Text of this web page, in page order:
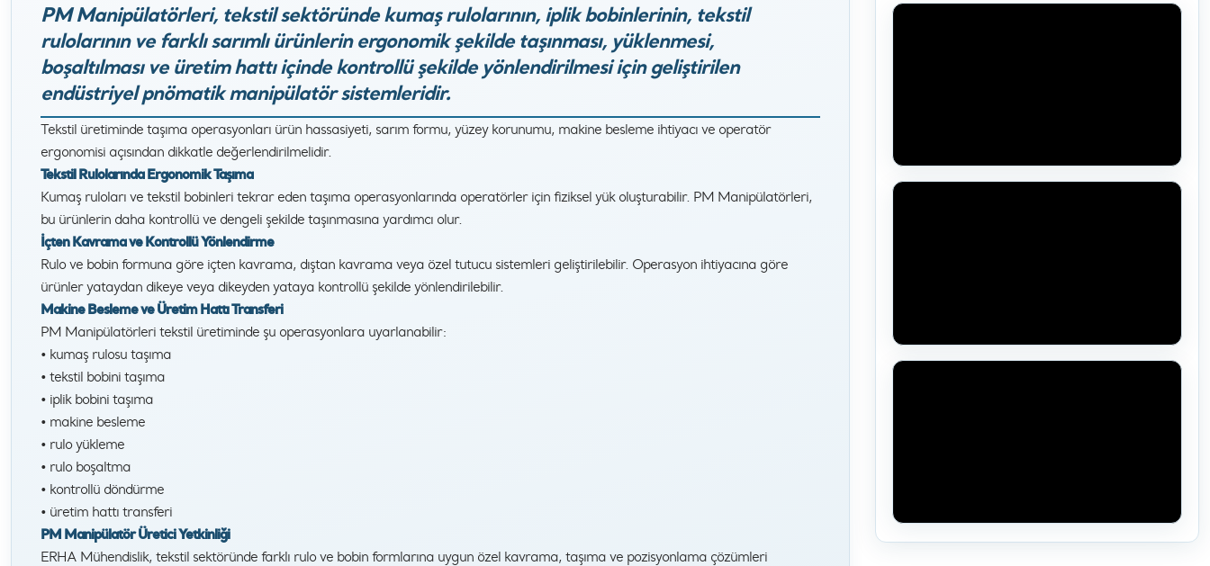
PM Manipülatörleri, tekstil sektöründe kumaş rulolarının, iplik bobinlerinin, tekstil
rulolarının ve farklı sarımlı ürünlerin ergonomik şekilde taşınması, yüklenmesi,
boşaltılması ve üretim hattı içinde kontrollü şekilde yönlendirilmesi için geliştirilen
endüstriyel pnömatik manipülatör sistemleridir.
Tekstil üretiminde taşıma operasyonları ürün hassasiyeti, sarım formu, yüzey korunumu, makine besleme ihtiyacı ve operatör
ergonomisi açısından dikkatle değerlendirilmelidir.
Tekstil Rulolarında Ergonomik Taşıma
Kumaş ruloları ve tekstil bobinleri tekrar eden taşıma operasyonlarında operatörler için fiziksel yük oluşturabilir. PM Manipülatörleri,
bu ürünlerin daha kontrollü ve dengeli şekilde taşınmasına yardımcı olur.
İçten Kavrama ve Kontrollü Yönlendirme
Rulo ve bobin formuna göre içten kavrama, dıştan kavrama veya özel tutucu sistemleri geliştirilebilir. Operasyon ihtiyacına göre
ürünler yataydan dikeye veya dikeyden yataya kontrollü şekilde yönlendirilebilir.
Makine Besleme ve Üretim Hattı Transferi
PM Manipülatörleri tekstil üretiminde şu operasyonlara uyarlanabilir:
• kumaş rulosu taşıma
• tekstil bobini taşıma
• iplik bobini taşıma
• makine besleme
• rulo yükleme
• rulo boşaltma
• kontrollü döndürme
• üretim hattı transferi
PM Manipülatör Üretici Yetkinliği
ERHA Mühendislik, tekstil sektöründe farklı rulo ve bobin formlarına uygun özel kavrama, taşıma ve pozisyonlama çözümleri